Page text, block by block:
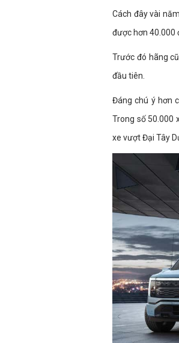
Cách đây vài
được hơn 40.000
Trước đó hãng
đầu tiên.
Đáng chú ý hơn
Trong số 50.000
xe vượt Đại Tây